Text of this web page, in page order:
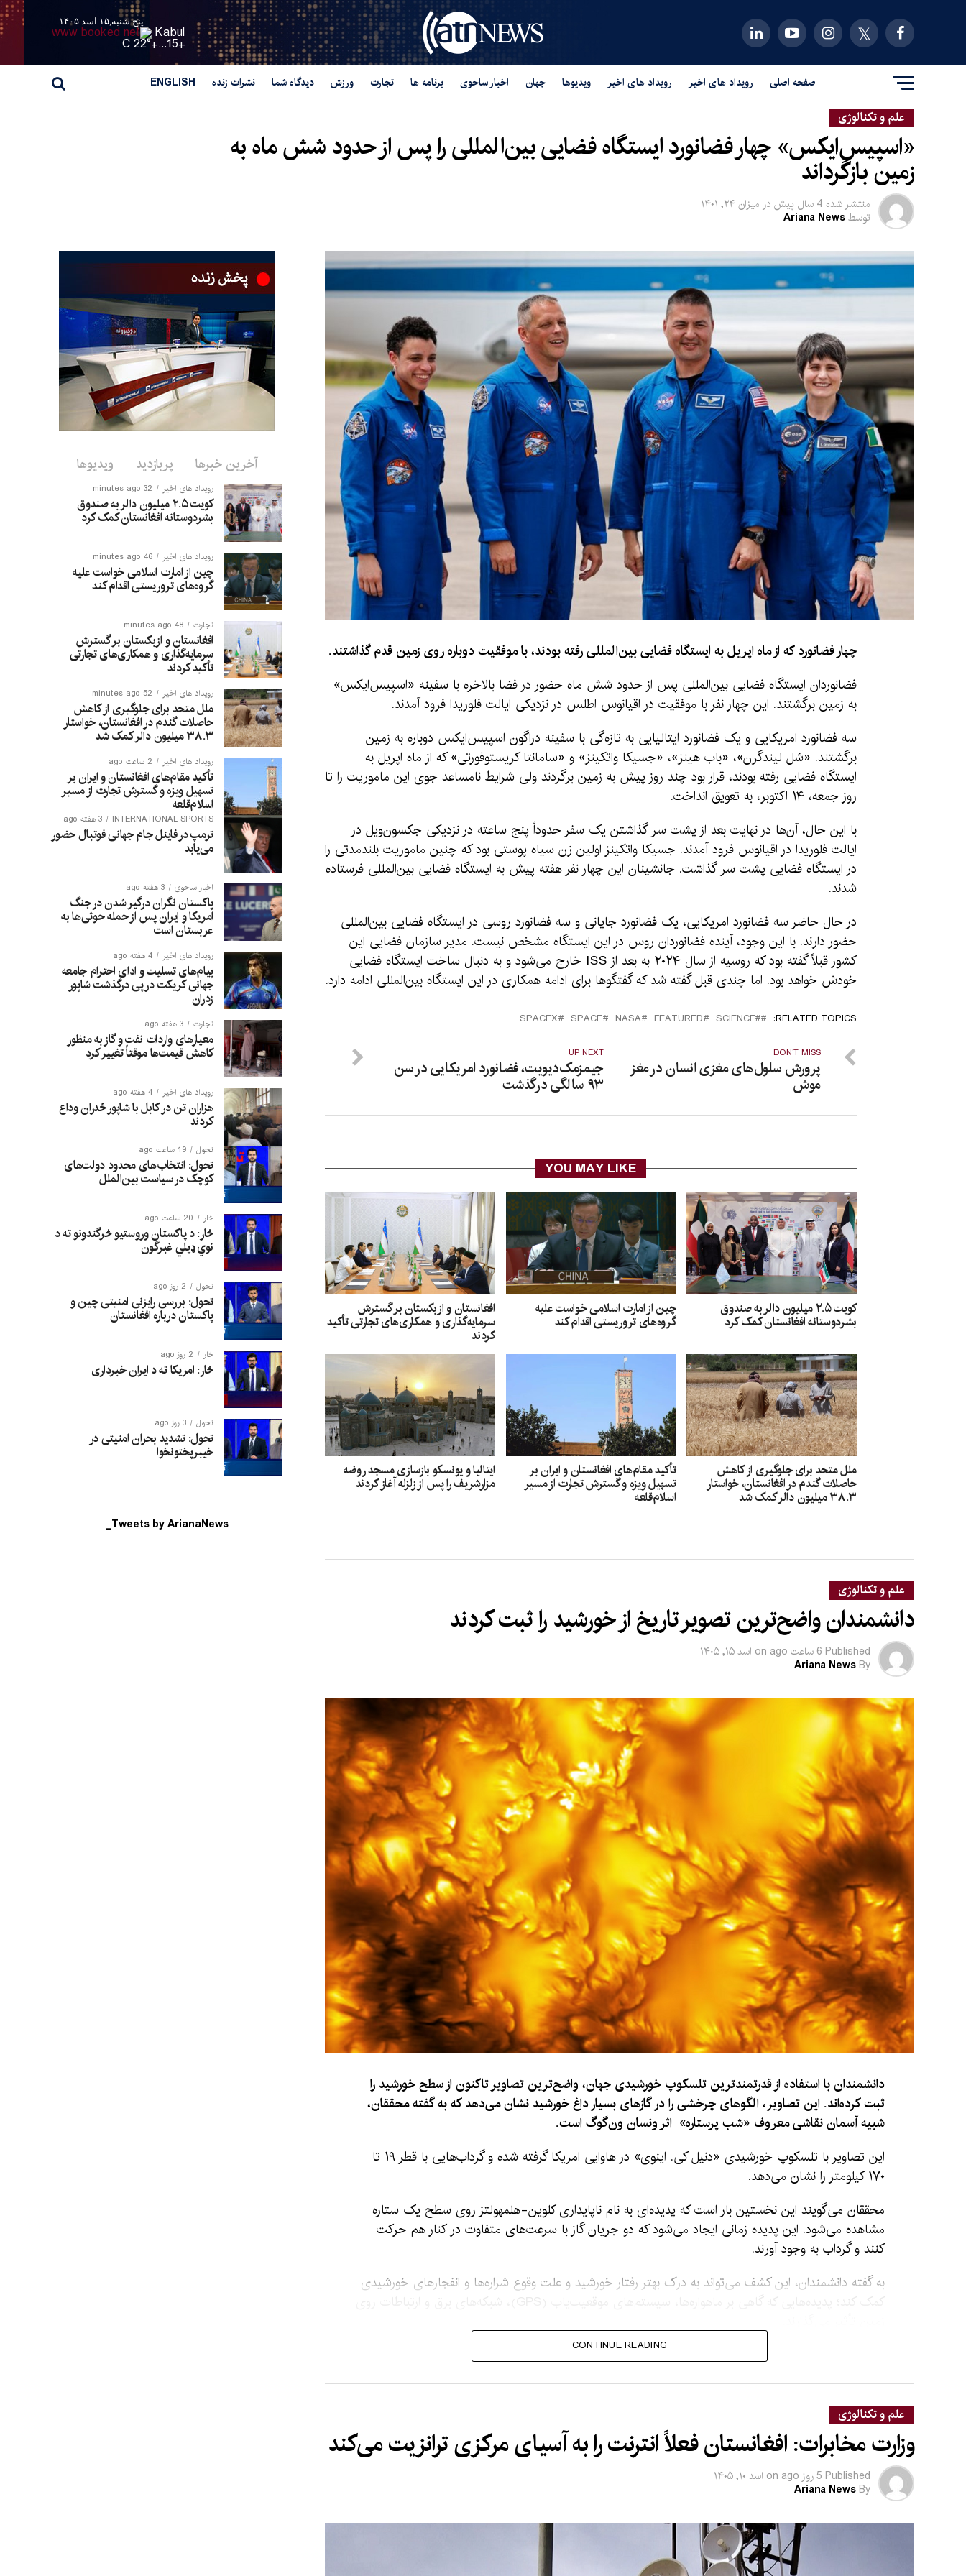
پنج شنبه,۱۵ اسد ۱۴۰۵
Kabul
+
15...
+
22° C
صفحه اصلی رویداد های اخیر رویداد های اخیر ویدیوها جهان اخبار ساحوی برنامه ها تجارت ورزش دیدگاه شما نشرات زنده ENGLISH
علم و تکنالوژی
«اسپیس‌ایکس» چهار فضانورد ایستگاه فضایی بین‌المللی را پس‌ از حدود شش ماه به
زمین بازگرداند
منتشر شده 4 سال پیش در میزان ۲۴, ۱۴۰۱
توسطAriana News
چهار فضانورد که از ماه اپریل به ایستگاه فضایی بین‌المللی رفته بودند، با موفقیت دوباره روی زمین قدم گذاشتند.
فضانوردان ایستگاه فضایی بین‌المللی پس از حدود شش ماه حضور در فضا بالاخره با سفینه «اسپیس‌ایکس»
به زمین برگشتند. این چهار نفر با موفقیت در اقیانوس اطلس در نزدیکی ایالت فلوریدا فرود آمدند.
سه فضانورد امریکایی و یک فضانورد ایتالیایی به تازه‌گی با سفینه دراگون اسپیس‌ایکس دوباره به زمین
برگشتند. «شل لیندگرن»، «باب هینز»، «جسیکا واتکینز» و «سامانتا کریستوفورتی» که از ماه اپریل به
ایستگاه فضایی رفته بودند، قرار بود چند روز پیش به زمین برگردند ولی شرایط نامساعد جوی این ماموریت را تا
روز جمعه، ۱۴ اکتوبر، به تعویق انداخت.
با این حال، آن‌ها در نهایت بعد از پشت سر گذاشتن یک سفر حدوداً پنج ساعته در نزدیکی جکسون‌ویل در
ایالت فلوریدا در اقیانوس فرود آمدند. جسیکا واتکینز اولین زن سیاه پوستی بود که چنین ماموریت بلندمدتی را
در ایستگاه فضایی پشت سر گذاشت. جانشینان این چهار نفر هفته پیش به ایستگاه فضایی بین‌المللی فرستاده
شدند.
در حال حاضر سه فضانورد امریکایی، یک فضانورد جاپانی و سه فضانورد روسی در ایستگاه فضایی بین‌المللی
حضور دارند. با این وجود، آینده فضانوردان روس در این ایستگاه مشخص نیست. مدیر سازمان فضایی این
کشور قبلاً گفته بود که روسیه از سال ۲۰۲۴ به بعد از ISS خارج می‌شود و به دنبال ساخت ایستگاه فضایی
خودش خواهد بود. اما چندی قبل گفته شد که گفتگوها برای ادامه همکاری در این ایستگاه بین‌المللی ادامه دارد.
RELATED TOPICS:
#SCIENCE
FEATURED
NASA
SPACE
SPACEX
UP NEXT
جیمزمک‌دیویت، فضانورد امریکایی در سن
۹۳ سالگی درگذشت
DON'T MISS
پرورش سلول‌های مغزی انسان در مغز
موش
YOU MAY LIKE
کویت ۲.۵ میلیون دالر به صندوق
بشردوستانه افغانستان کمک کرد
چین از امارت اسلامی خواست علیه
گروه‌های تروریستی اقدام کند
افغانستان و ازبکستان بر گسترش
سرمایه‌گذاری و همکاری‌های تجارتی تأکید
کردند
ملل متحد برای جلوگیری از کاهش
حاصلات گندم در افغانستان، خواستار
۳۸.۳ میلیون دالر کمک شد
تأکید مقام‌های افغانستان و ایران بر
تسهیل ویزه و گسترش تجارت از مسیر
اسلام‌قلعه
ایتالیا و یونسکو بازسازی مسجد روضه
مزارشریف را پس از زلزله آغاز کردند
علم و تکنالوژی
دانشمندان واضح‌ترین تصویر تاریخ از خورشید را ثبت کردند
Published 6 ساعت ago on اسد ۱۵, ۱۴۰۵
By
Ariana News
دانشمندان با استفاده از قدرتمندترین تلسکوپ خورشیدی جهان، واضح‌ترین تصاویر تاکنون از سطح خورشید را
ثبت کرده‌اند. این تصاویر، الگوهای چرخشی را در گازهای بسیار داغ خورشید نشان می‌دهد که به گفته محققان،
شبیه آسمان نقاشی معروف «شب پرستاره» اثر ونسان ون‌گوگ است.
این تصاویر با تلسکوپ خورشیدی «دنیل کی. اینوی» در هاوایی امریکا گرفته شده و گرداب‌هایی با قطر ۱۹ تا
۱۷۰ کیلومتر را نشان می‌دهد.
محققان می‌گویند این نخستین بار است که پدیده‌ای به نام ناپایداری کلوین-هلمهولتز روی سطح یک ستاره
مشاهده می‌شود. این پدیده زمانی ایجاد می‌شود که دو جریان گاز با سرعت‌های متفاوت در کنار هم حرکت
کنند و گرداب به وجود آورند.
به گفته دانشمندان، این کشف می‌تواند به درک بهتر رفتار خورشید و علت وقوع شراره‌ها و انفجارهای خورشیدی
محققان این کشف را گامی مهم در شناخت خورشید دانسته‌اند و می‌گویند تصاویر تازه، علاوه بر ارزش علمی،
CONTINUE READING
علم و تکنالوژی
وزارت مخابرات: افغانستان فعلاً انترنت را به آسیای مرکزی ترانزیت می‌کند
Published 5 روز ago on اسد ۱۰, ۱۴۰۵
By
Ariana News
آخرین خبرها پربازدید ویدیوها
رویداد های اخیر 32 minutes ago
کویت ۲.۵ میلیون دالر به صندوق
بشردوستانه افغانستان کمک کرد
رویداد های اخیر 46 minutes ago
چین از امارت اسلامی خواست علیه
گروه‌های تروریستی اقدام کند
تجارت 48 minutes ago
افغانستان و ازبکستان بر گسترش
سرمایه‌گذاری و همکاری‌های تجارتی
تأکید کردند
رویداد های اخیر 52 minutes ago
ملل متحد برای جلوگیری از کاهش
حاصلات گندم در افغانستان، خواستار
۳۸.۳ میلیون دالر کمک شد
رویداد های اخیر 2 ساعت ago
تأکید مقام‌های افغانستان و ایران بر
تسهیل ویزه و گسترش تجارت از مسیر
اسلام‌قلعه
INTERNATIONAL SPORTS 3 هفته ago
ترمپ در فاینل جام جهانی فوتبال حضور
می‌یابد
اخبار ساحوی 3 هفته ago
پاکستان نگران درگیر شدن در جنگ
امریکا و ایران پس از حمله حوثی‌ها به
عربستان است
رویداد های اخیر 4 هفته ago
پیام‌های تسلیت و ادای احترام جامعه
جهانی کریکت در پی درگذشت شاپور
زدران
تجارت 3 هفته ago
معیارهای واردات نفت و گاز به منظور
کاهش قیمت‌ها موقتاً تغییر کرد
رویداد های اخیر 4 هفته ago
هزاران تن در کابل با شاپور ځدران وداع
کردند
تحول 19 ساعت ago
تحول: انتخاب‌های محدود دولت‌های
کوچک در سیاست بین‌الملل
څار 20 ساعت ago
څار: د پاکستان وروستیو څرگندونو ته د
نوي ډیلي غبرگون
تحول 2 روز ago
تحول: بررسی رایزنی امنیتی چین و
پاکستان درباره افغانستان
څار 2 روز ago
څار: امریکا ته د ایران خبرداری
تحول 3 روز ago
تحول: تشدید بحران امنیتی در
خیبرپختونخوا
Tweets by ArianaNews_